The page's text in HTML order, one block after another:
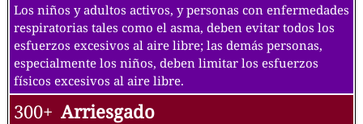
Los niños y adultos activos, y personas con enfermedades
respiratorias tales como el asma, deben evitar todos los
esfuerzos excesivos al aire libre; las demás personas,
especialmente los niños, deben limitar los esfuerzos
físicos excesivos al aire libre.
300+ Arriesgado